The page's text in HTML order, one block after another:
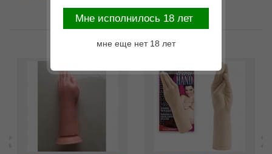
Возможные варианты замены
Mне исполнилось 18 лет
мне еще нет 18 лет